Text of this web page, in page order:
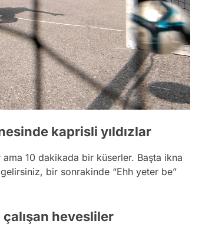
kaprisli yıldızlar
10 dakikada bir küserler. Başta ikna
bir sonrakinde “Ehh yeter be”
hevesliler